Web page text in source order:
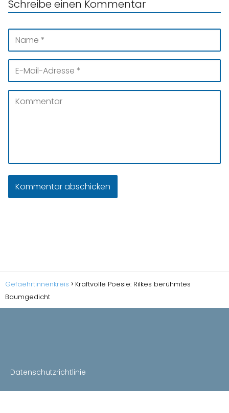
Schreibe einen Kommentar
Gefaehrtinnenkreis
Kraftvolle Poesie: Rilkes berühmtes
Baumgedicht
Datenschutzrichtlinie